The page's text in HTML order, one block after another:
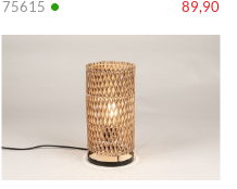
75615 • 89,90
Info